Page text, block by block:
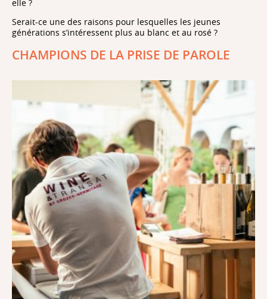
elle ?
Serait-ce une des raisons pour lesquelles les jeunes
générations s’intéressent plus au blanc et au rosé ?
CHAMPIONS DE LA PRISE DE PAROLE